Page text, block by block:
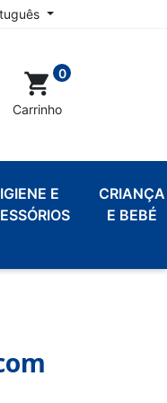
shopping_cart 0
Carrinho
E
CRIANÇA
E BEBÉ